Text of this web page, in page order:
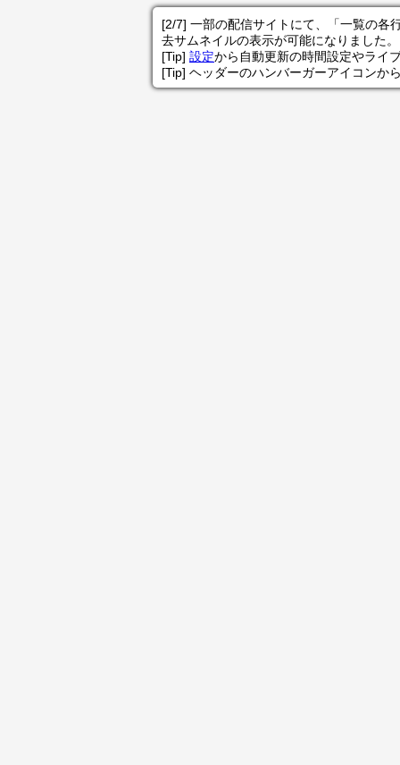
[2/7] 一部の配信サイトにて、「一覧の各
去サムネイルの表示が可能になりました。
[Tip] 設定から自動更新の時間設定やライ
[Tip] ヘッダーのハンバーガーアイコンか